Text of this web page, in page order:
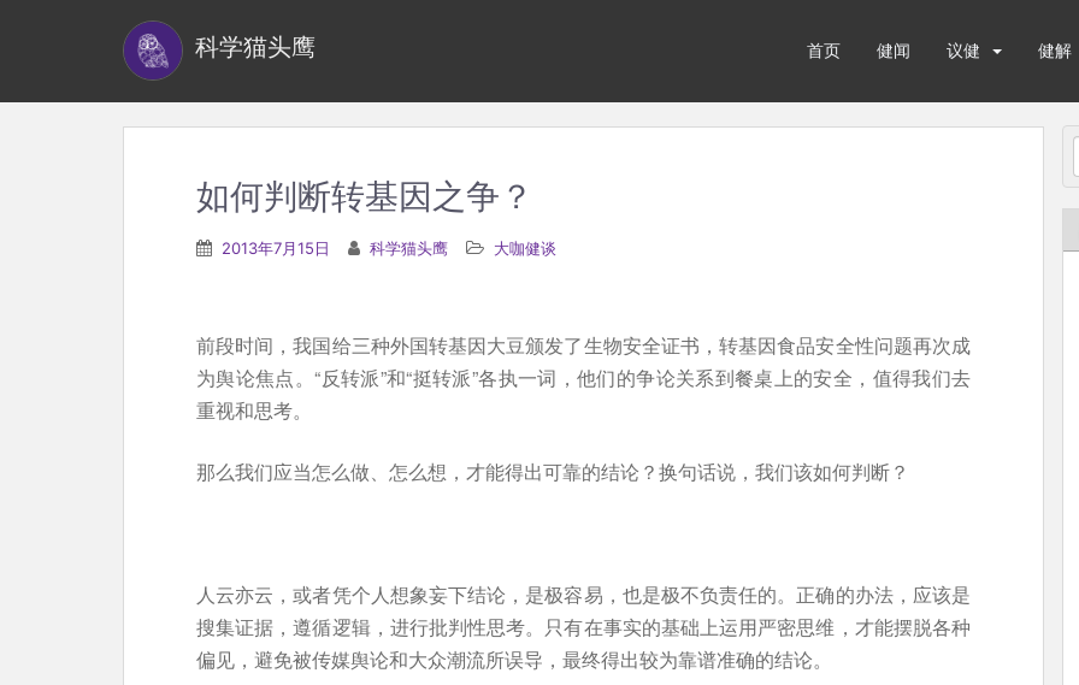
科学猫头鹰 首页 健闻 议健 健解
如何判断转基因之争？
2013年7月15日 科学猫头鹰 大咖健谈
前段时间，我国给三种外国转基因大豆颁发了生物安全证书，转基因食品安全性问题再次成
为舆论焦点。“反转派”和“挺转派”各执一词，他们的争论关系到餐桌上的安全，值得我们去
重视和思考。
那么我们应当怎么做、怎么想，才能得出可靠的结论？换句话说，我们该如何判断？
人云亦云，或者凭个人想象妄下结论，是极容易，也是极不负责任的。正确的办法，应该是
搜集证据，遵循逻辑，进行批判性思考。只有在事实的基础上运用严密思维，才能摆脱各种
偏见，避免被传媒舆论和大众潮流所误导，最终得出较为靠谱准确的结论。